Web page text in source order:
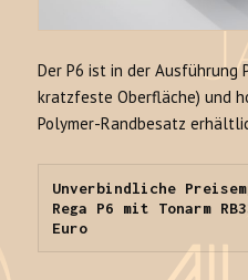
Der P6 ist in der Ausführung
kratzfeste Oberfläche) und
Polymer-Randbesatz
Unverbindliche
Rega P6 mit Tonarm
Euro